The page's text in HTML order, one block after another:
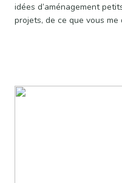
idées d’aménagement
projets, de ce que vous